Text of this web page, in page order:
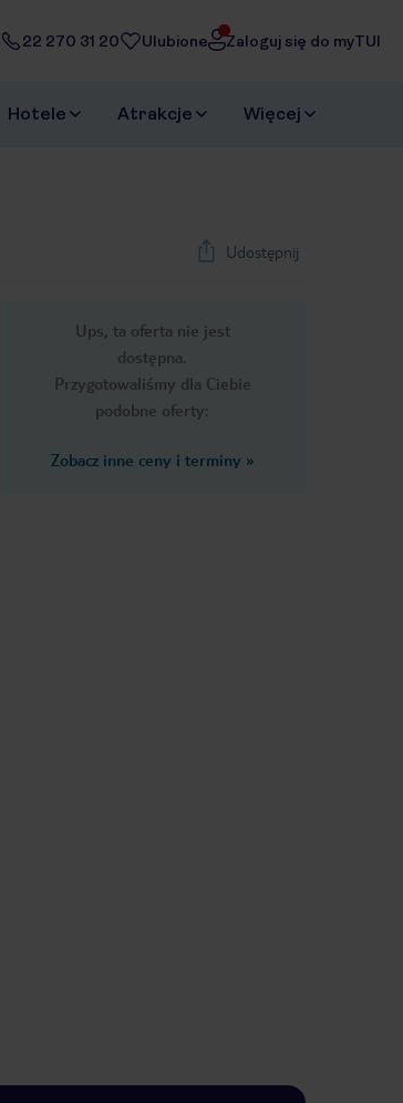
22 270 31 20 Ulubione Zaloguj się do myTUI
Hotele Atrakcje Więcej
Udostępnij
Ups, ta oferta nie jest
dostępna.
Przygotowaliśmy dla Ciebie
podobne oferty:
Zobacz inne ceny i terminy »